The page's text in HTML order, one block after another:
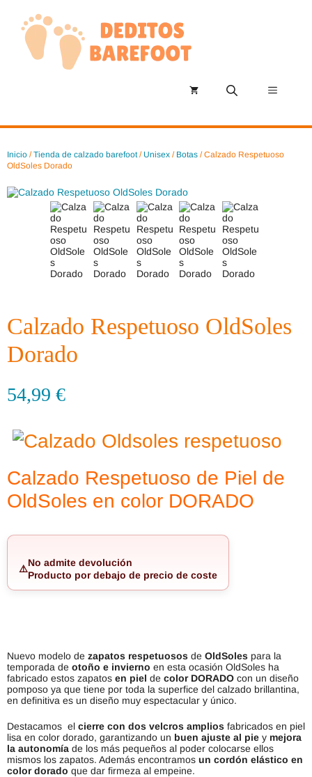
contenido
Menú
Inicio /Tienda de calzado barefoot/ Unisex / Botas / Calzado Respetuoso
OldSoles Dorado
Calzado Respetuoso OldSoles
Dorado
54,99 €
Calzado Respetuoso de Piel de
OldSoles en color DORADO
⚠️
No admite devolución
Producto por debajo de precio de coste
Nuevo modelo de zapatos respetuosos de OldSoles para la
temporada de otoño e invierno en esta ocasión OldSoles ha
fabricado estos zapatos en piel de color DORADO con un diseño
pomposo ya que tiene por toda la superfice del calzado brillantina,
en definitiva es un diseño muy espectacular y único.
Destacamos el cierre con dos velcros amplios fabricados en piel
lisa en color dorado, garantizando un buen ajuste al pie y mejora
la autonomía de los más pequeños al poder colocarse ellos
mismos los zapatos. Además encontramos un cordón elástico en
color dorado que dar firmeza al empeine.